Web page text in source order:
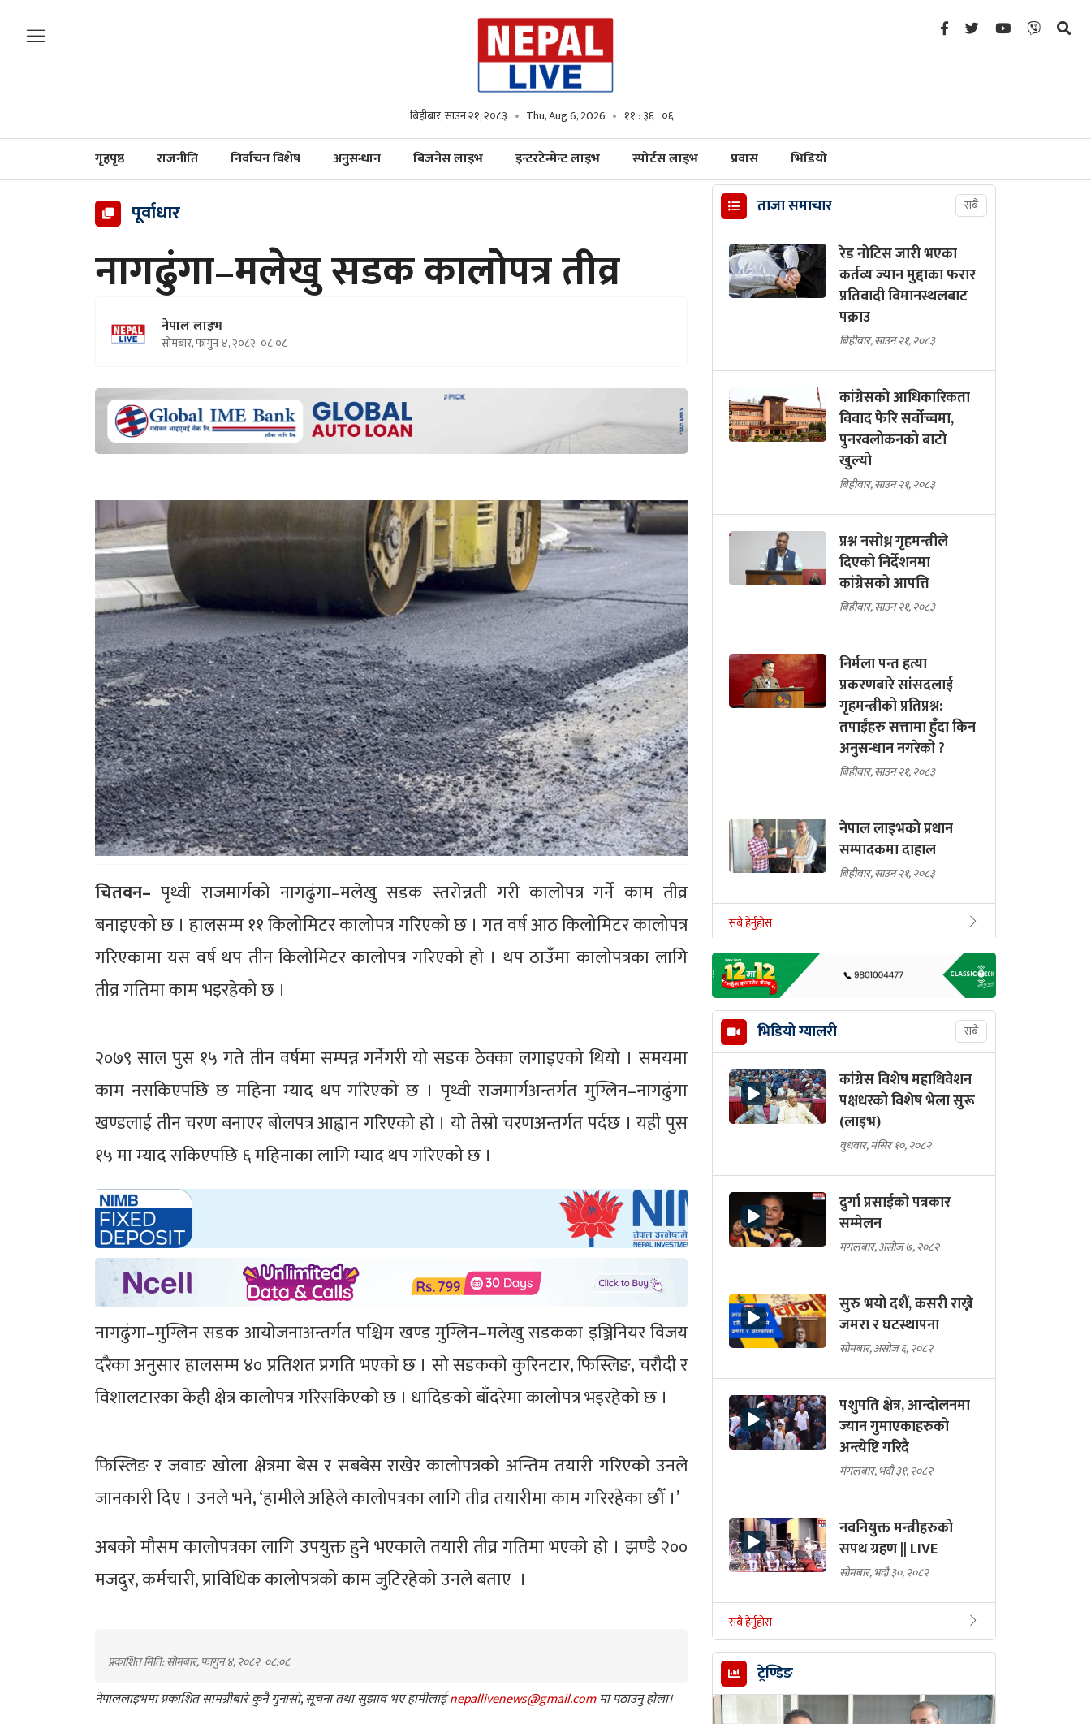
बिहीबार, साउन २१, २०८३ Thu, Aug 6, 2026 ११ : ३६ : ०७
गृहपृष्ठ राजनीति निर्वाचन विशेष अनुसन्धान बिजनेस लाइभ इन्टरटेन्मेन्ट लाइभ स्पोर्टस लाइभ प्रवास भिडियो
पूर्वाधार
नागढुंगा–मलेखु सडक कालोपत्र तीव्र
नेपाल लाइभ
सोमबार, फागुन ४, २०८२ ०८:०८
चितवन– पृथ्वी राजमार्गको नागढुंगा–मलेखु सडक स्तरोन्नती गरी कालोपत्र गर्ने काम तीव्र
बनाइएको छ । हालसम्म ११ किलोमिटर कालोपत्र गरिएको छ । गत वर्ष आठ किलोमिटर कालोपत्र
गरिएकामा यस वर्ष थप तीन किलोमिटर कालोपत्र गरिएको हो । थप ठाउँमा कालोपत्रका लागि
तीव्र गतिमा काम भइरहेको छ ।
२०७९ साल पुस १५ गते तीन वर्षमा सम्पन्न गर्नेगरी यो सडक ठेक्का लगाइएको थियो । समयमा
काम नसकिएपछि छ महिना म्याद थप गरिएको छ । पृथ्वी राजमार्गअन्तर्गत मुग्लिन–नागढुंगा
खण्डलाई तीन चरण बनाएर बोलपत्र आह्वान गरिएको हो । यो तेस्रो चरणअन्तर्गत पर्दछ । यही पुस
१५ मा म्याद सकिएपछि ६ महिनाका लागि म्याद थप गरिएको छ ।
नागढुंगा–मुग्लिन सडक आयोजनाअन्तर्गत पश्चिम खण्ड मुग्लिन–मलेखु सडकका इञ्जिनियर विजय
दरैका अनुसार हालसम्म ४० प्रतिशत प्रगति भएको छ । सो सडकको कुरिनटार, फिस्लिङ, चरौदी र
विशालटारका केही क्षेत्र कालोपत्र गरिसकिएको छ । धादिङको बाँदरेमा कालोपत्र भइरहेको छ ।
फिस्लिङ र जवाङ खोला क्षेत्रमा बेस र सबबेस राखेर कालोपत्रको अन्तिम तयारी गरिएको उनले
जानकारी दिए । उनले भने, ‘हामीले अहिले कालोपत्रका लागि तीव्र तयारीमा काम गरिरहेका छौँ ।’
अबको मौसम कालोपत्रका लागि उपयुक्त हुने भएकाले तयारी तीव्र गतिमा भएको हो । झण्डै २००
मजदुर, कर्मचारी, प्राविधिक कालोपत्रको काम जुटिरहेको उनले बताए ।
प्रकाशित मिति: सोमबार, फागुन ४, २०८२ ०८:०८
नेपाललाइभमा प्रकाशित सामग्रीबारे कुनै गुनासो, सूचना तथा सुझाव भए हामीलाईnepallivenews@gmail.comमा पठाउनु होला।
ताजा समाचार सबै
रेड नोटिस जारी भएका
कर्तव्य ज्यान मुद्दाका फरार
प्रतिवादी विमानस्थलबाट
पक्राउ
बिहीबार, साउन २१, २०८३
कांग्रेसको आधिकारिकता
विवाद फेरि सर्वोच्चमा,
पुनरवलोकनको बाटो
खुल्यो
बिहीबार, साउन २१, २०८३
प्रश्न नसोध्न गृहमन्त्रीले
दिएको निर्देशनमा
कांग्रेसको आपत्ति
बिहीबार, साउन २१, २०८३
निर्मला पन्त हत्या
प्रकरणबारे सांसदलाई
गृहमन्त्रीको प्रतिप्रश्न:
तपाईंहरु सत्तामा हुँदा किन
अनुसन्धान नगरेको ?
बिहीबार, साउन २१, २०८३
नेपाल लाइभको प्रधान
सम्पादकमा दाहाल
बिहीबार, साउन २१, २०८३
सबै हेर्नुहोस
भिडियो ग्यालरी सबै
कांग्रेस विशेष महाधिवेशन
पक्षधरको विशेष भेला सुरू
(लाइभ)
बुधबार, मंसिर १०, २०८२
दुर्गा प्रसाईको पत्रकार
सम्मेलन
मंगलबार, असोज ७, २०८२
सुरु भयो दशैं, कसरी राख्ने
जमरा र घटस्थापना
सोमबार, असोज ६, २०८२
पशुपति क्षेत्र, आन्दोलनमा
ज्यान गुमाएकाहरुको
अन्त्येष्टि गरिदै
मंगलबार, भदौ ३१, २०८२
नवनियुक्त मन्त्रीहरुको
सपथ ग्रहण || LIVE
सोमबार, भदौ ३०, २०८२
सबै हेर्नुहोस
ट्रेण्डिङ